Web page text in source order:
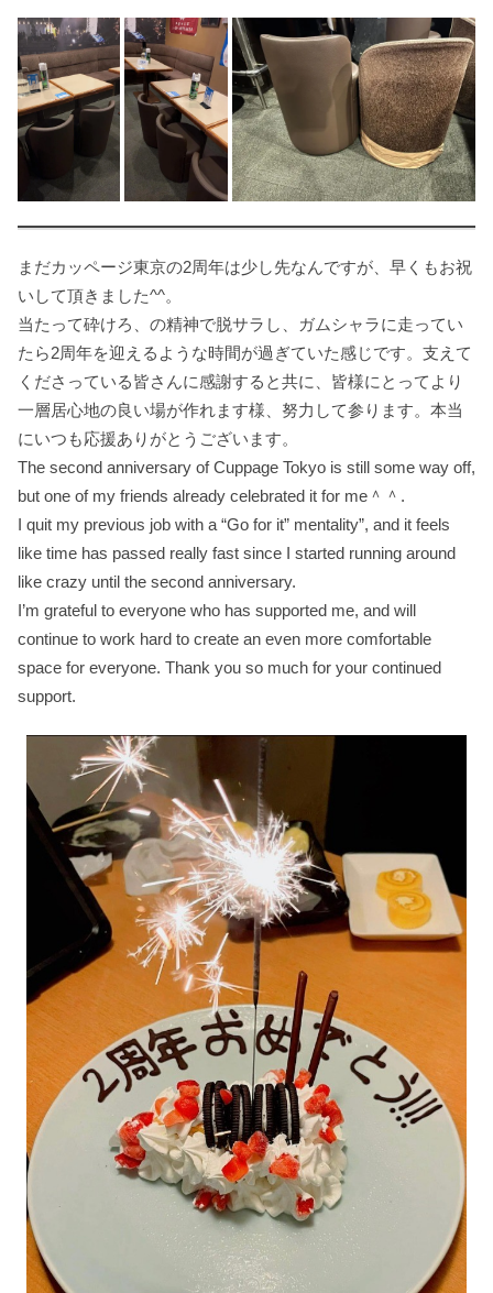
まだカッページ東京の2周年は少し先なんですが、早くもお祝
いして頂きました^^。
当たって砕けろ、の精神で脱サラし、ガムシャラに走ってい
たら2周年を迎えるような時間が過ぎていた感じです。支えて
くださっている皆さんに感謝すると共に、皆様にとってより
一層居心地の良い場が作れます様、努力して参ります。本当
にいつも応援ありがとうございます。
The second anniversary of Cuppage Tokyo is still some way off,
but one of my friends already celebrated it for me＾＾.
I quit my previous job with a “Go for it” mentality”, and it feels
like time has passed really fast since I started running around
like crazy until the second anniversary.
I’m grateful to everyone who has supported me, and will
continue to work hard to create an even more comfortable
space for everyone. Thank you so much for your continued
support.